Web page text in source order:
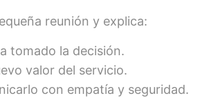
reunión y explica:
tomado la decisión.
valor del servicio.
con empatía y seguridad.